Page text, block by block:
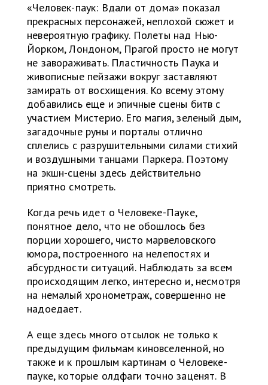
«Человек-паук: Вдали от дома» показал
прекрасных персонажей, неплохой сюжет и
невероятную графику. Полеты над Нью-
Йорком, Лондоном, Прагой просто не могут
не завораживать. Пластичность Паука и
живописные пейзажи вокруг заставляют
замирать от восхищения. Ко всему этому
добавились еще и эпичные сцены битв с
участием Мистерио. Его магия, зеленый дым,
загадочные руны и порталы отлично
сплелись с разрушительными силами стихий
и воздушными танцами Паркера. Поэтому
на экшн-сцены здесь действительно
приятно смотреть.
Когда речь идет о Человеке-Пауке,
понятное дело, что не обошлось без
порции хорошего, чисто марвеловского
юмора, построенного на нелепостях и
абсурдности ситуаций. Наблюдать за всем
происходящим легко, интересно и, несмотря
на немалый хронометраж, совершенно не
надоедает.
А еще здесь много отсылок не только к
предыдущим фильмам киновселенной, но
также и к прошлым картинам о Человеке-
пауке, которые олдфаги точно заценят. В